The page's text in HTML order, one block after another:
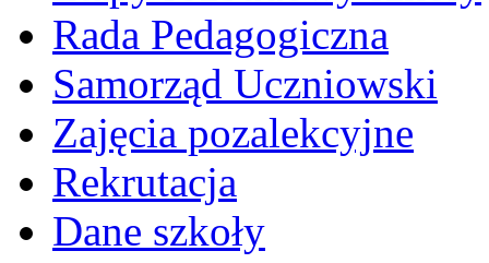
Rada Pedagogiczna
Samorząd Uczniowski
Zajęcia pozalekcyjne
Rekrutacja
Dane szkoły